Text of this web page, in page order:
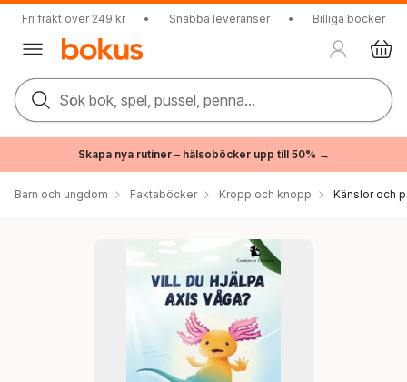
Fri frakt över 249 kr • Snabba leveranser • Billiga böcker
Sök bok, spel, pussel, penna...
Skapa nya rutiner – hälsoböcker upp till 50% →
Barn och ungdom Faktaböcker Kropp och knopp Känslor och